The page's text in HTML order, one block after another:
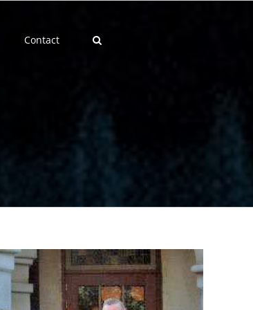
Contact